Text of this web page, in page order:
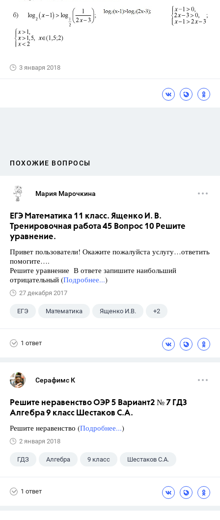
3 января 2018
ПОХОЖИЕ ВОПРОСЫ
Мария Марочкина
ЕГЭ Математика 11 класс. Ященко И. В.
Тренировочная работа 45 Вопрос 10 Решите
уравнение.
Привет пользователи! Окажите пожалуйста услугу…ответить
помогите….
Решите уравнение В ответе запишите наибольший
отрицательный (Подробнее...)
27 декабря 2017
ЕГЭ Математика Ященко И.В. +2
1 ответ
Серафимс К
Решите неравенство ОЭР 5 Вариант2 № 7 ГДЗ
Алгебра 9 класс Шестаков С.А.
Решите неравенство (Подробнее...)
2 января 2018
ГДЗ Алгебра 9 класс Шестаков С.А.
1 ответ